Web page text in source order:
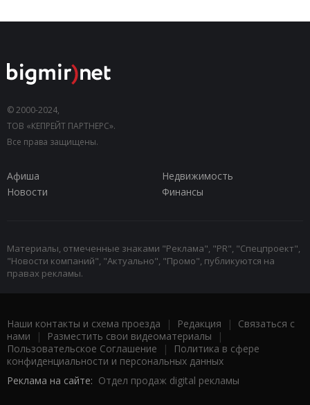
© 2000-2024,
ТОВ «КЕПРЕЙТ ПАРТНЕРС».
Все права защищены.
Афиша
Недвижимость
Новости
Финансы
Материалы, отмеченные знаками "Реклама", "PR", "Спецпроект",
"Новости компаний", "Актуально", "Промо", публикуются на
правах рекламы.
Наши контакты и схема проезда | Редакция | Связаться с
нами | Разместить свои видеоматериалы |
Пользовательское Соглашение |
Политика в сфере
конфиденциальности и персональных данных
Реклама на сайте: Отдел продаж digital рекламы